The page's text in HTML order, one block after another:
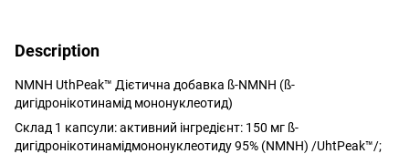
Description
NMNH UthPeak™ Дієтична добавка ß-NMNH (ß-
дигідронікотинамід мононуклеотид)
Склад 1 капсули: активний інгредієнт: 150 мг ß-
дигідронікотинамідмононуклеотиду 95% (NMNH) /UhtPeak™/;